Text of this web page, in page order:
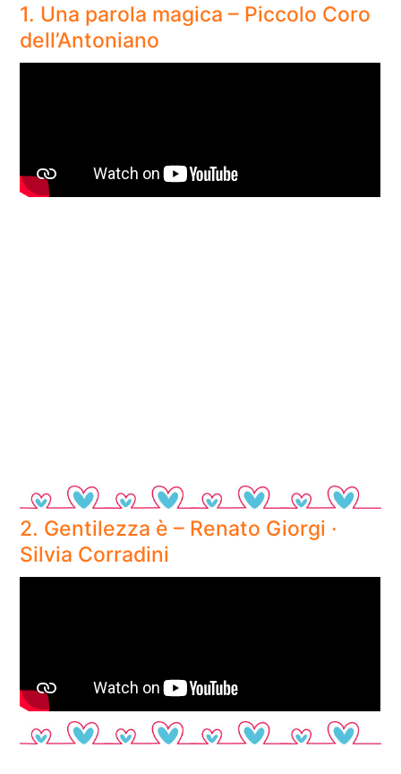
1. Una parola magica – Piccolo Coro
dell’Antoniano
2. Gentilezza è – Renato Giorgi ·
Silvia Corradini